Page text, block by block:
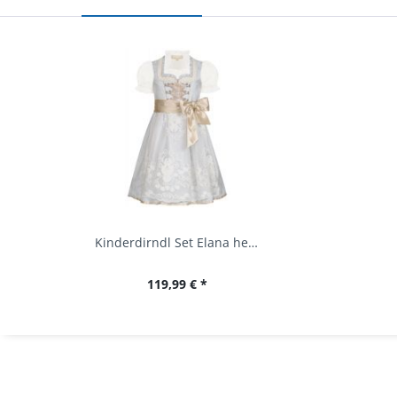
Kinderdirndl Set Elana hellblau blau...
119,99 € *